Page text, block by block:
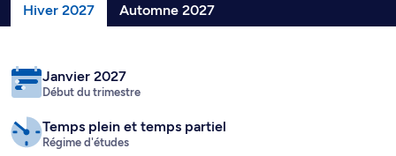
Hiver 2027 Automne 2027
Janvier 2027
Début du trimestre
Temps plein et temps partiel
Régime d'études